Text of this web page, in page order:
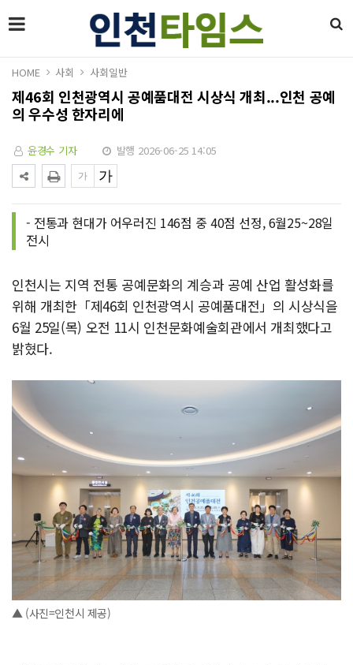
HOME 사회 사회일반
제46회 인천광역시 공예품대전 시상식 개최...인천 공예
의 우수성 한자리에
윤경수 기자 발행 2026-06-25 14:05
- 전통과 현대가 어우러진 146점 중 40점 선정, 6월25~28일
전시
인천시는 지역 전통 공예문화의 계승과 공예 산업 활성화를
위해 개최한「제46회 인천광역시 공예품대전」의 시상식을
6월 25일(목) 오전 11시 인천문화예술회관에서 개최했다고
밝혔다.
▲ (사진=인천시 제공)